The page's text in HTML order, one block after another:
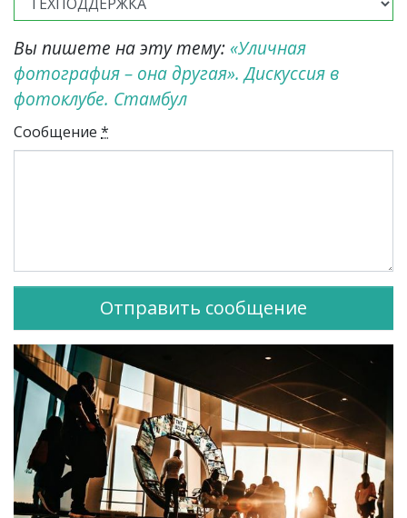
Вы пишете на эту тему:«Уличная
фотография – она другая». Дискуссия в
фотоклубе. Стамбул
Сообщение *